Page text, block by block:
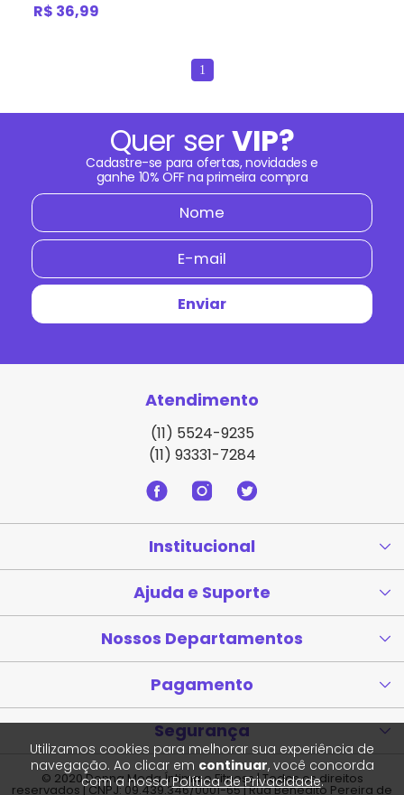
R$ 36,99
1
Quer serVIP?
Cadastre-se para ofertas, novidades e
ganhe 10% OFFna primeira compra
Atendimento
(11) 5524-9235
(11) 93331-7284
Institucional
Ajuda e Suporte
Nossos Departamentos
Pagamento
Segurança
© 2020 Donna Moda Íntima e Fitness | Todos os direitos
reservados | CNPJ: 09.439.346/0001-65 | Rua Benedito Pereira de
Utilizamos cookies para melhorar sua experiência de
navegação. Ao clicar em continuar, você concorda
com a nossaPolítica de Privacidade.